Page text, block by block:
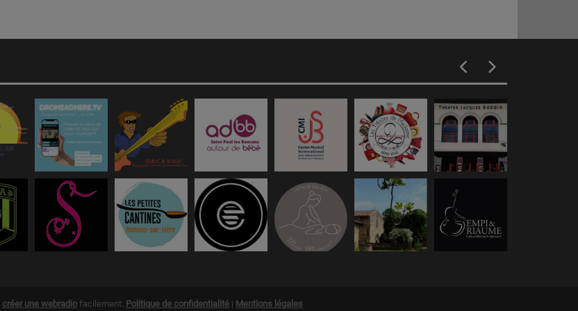
créer une webradio facilement. Politique de confidentialité | Mentions légales